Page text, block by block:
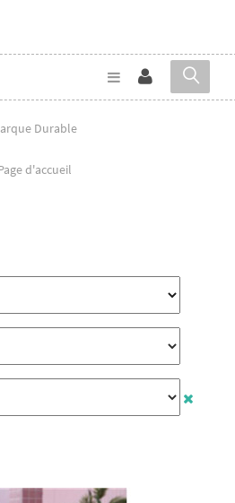
Durable
d'accueil